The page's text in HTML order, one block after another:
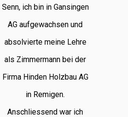
Senn, ich bin in Gansingen
AG aufgewachsen und
absolvierte meine Lehre
als Zimmermann bei der
Firma Hinden Holzbau AG
in Remigen.
Anschliessend war ich